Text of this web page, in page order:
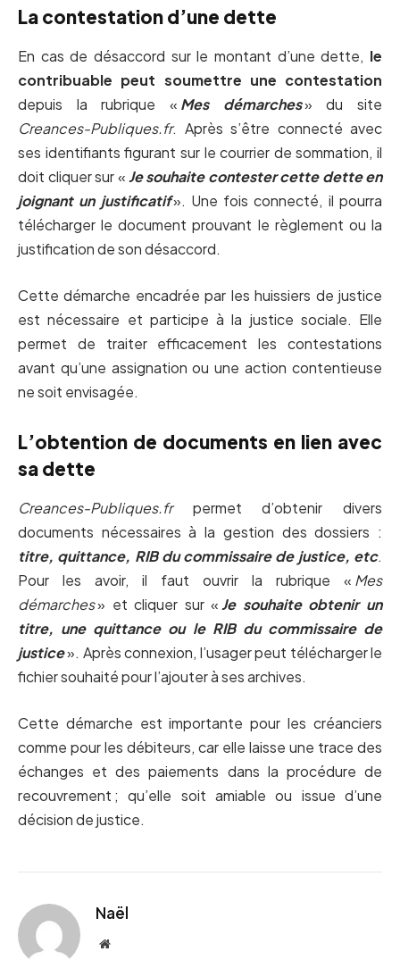
La contestation d’une dette
En cas de désaccord sur le montant d’une dette, le
contribuable peut soumettre une contestation
depuis la rubrique « Mes démarches» du site
Creances-Publiques.fr. Après s’être connecté avec
ses identifiants figurant sur le courrier de sommation, il
doit cliquer sur «Je souhaite contester cette dette en
joignant un justificatif». Une fois connecté, il pourra
télécharger le document prouvant le règlement ou la
justification de son désaccord.
Cette démarche encadrée par les huissiers de justice
est nécessaire et participe à la justice sociale. Elle
permet de traiter efficacement les contestations
avant qu’une assignation ou une action contentieuse
ne soit envisagée.
L’obtention de documents en lien avec
sa dette
Creances-Publiques.frpermet d’obtenir divers
documents nécessaires à la gestion des dossiers :
titre, quittance, RIB du commissaire de justice, etc.
Pour les avoir, il faut ouvrir la rubrique « Mes
démarches» et cliquer sur « Je souhaite obtenir un
titre, une quittance ou le RIB du commissaire de
justice». Après connexion, l’usager peut télécharger le
fichier souhaité pour l’ajouter à ses archives.
Cette démarche est importante pour les créanciers
comme pour les débiteurs, car elle laisse une trace des
échanges et des paiements dans la procédure de
recouvrement ; qu’elle soit amiable ou issue d’une
décision de justice.
Naël
Website